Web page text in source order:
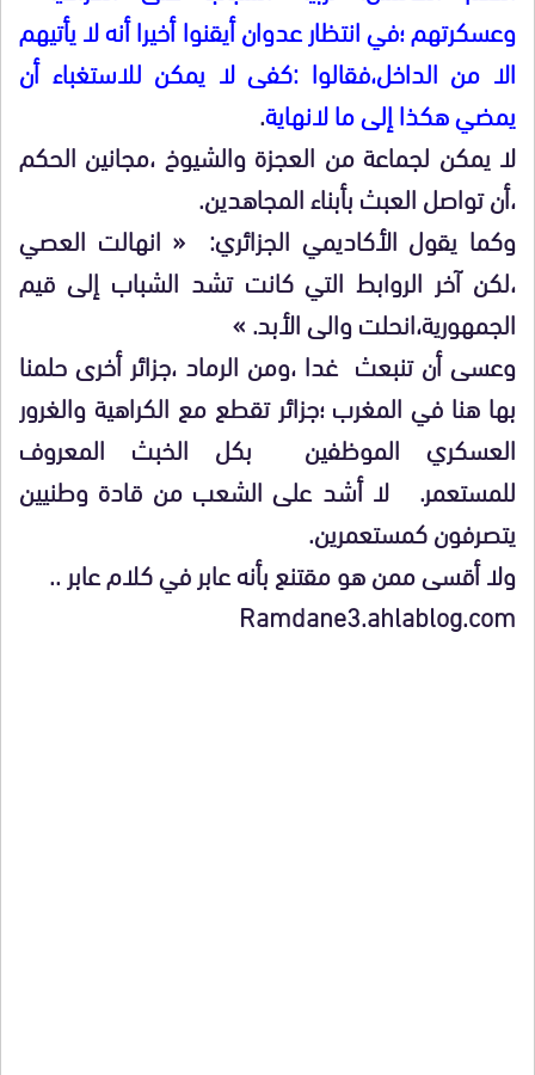
وعسكرتهم ؛في انتظار عدوان أيقنوا أخيرا أنه لا يأتيهم
الا من الداخل،فقالوا :كفى لا يمكن للاستغباء أن
يمضي هكذا إلى ما لانهاية.
لا يمكن لجماعة من العجزة والشيوخ ،مجانين الحكم
،أن تواصل العبث بأبناء المجاهدين.
وكما يقول الأكاديمي الجزائري: « انهالت العصي
،لكن آخر الروابط التي كانت تشد الشباب إلى قيم
الجمهورية،انحلت والى الأبد. »
وعسى أن تنبعث غدا ،ومن الرماد ،جزائر أخرى حلمنا
بها هنا في المغرب ؛جزائر تقطع مع الكراهية والغرور
العسكري الموظفين بكل الخبث المعروف
للمستعمر. لا أشد على الشعب من قادة وطنيين
يتصرفون كمستعمرين.
ولا أقسى ممن هو مقتنع بأنه عابر في كلام عابر ..
Ramdane3.ahlablog.com